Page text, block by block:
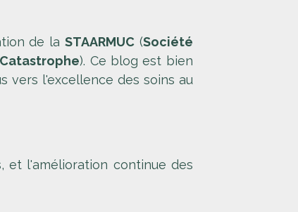
de la STAARMUC(Société
). Ce blog est bien
vers l'excellence des soins au
et l'amélioration continue des